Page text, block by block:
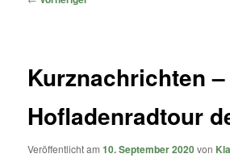
Kurznachrichten –
Hofladenradtour
Veröffentlicht am10. September 2020von